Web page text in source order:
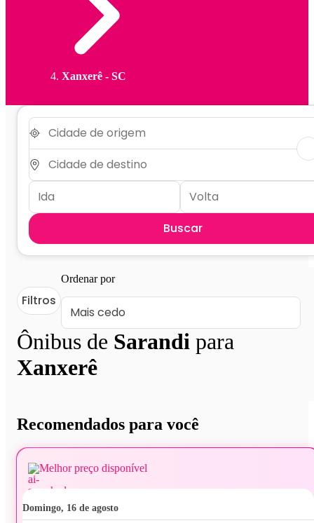
Xanxerê - SC
Buscar
Ônibus de Sarandi para
Xanxerê
Filtros
Ordenar por
Recomendados para você
Melhor preço disponível
domingo, 16 de agosto